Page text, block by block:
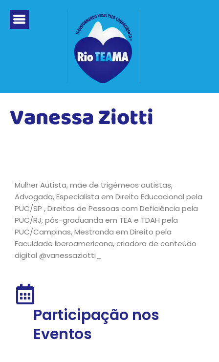
para
Vanessa Ziotti
Mulher Autista, mãe de trigêmeos autistas,
Advogada, Especialista em Direito Educacional pela
PUC/SP , Direitos de Pessoas com Deficiência pela
PUC/RJ, pós-graduanda em TEA e TDAH pela
PUC/Campinas, Mestranda em Direito pela
Faculdade Iberoamericana, criadora de conteúdo
digital @vanessaziotti_
Participação nos
Eventos